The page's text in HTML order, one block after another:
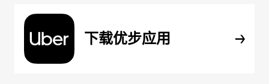
下载优步应用